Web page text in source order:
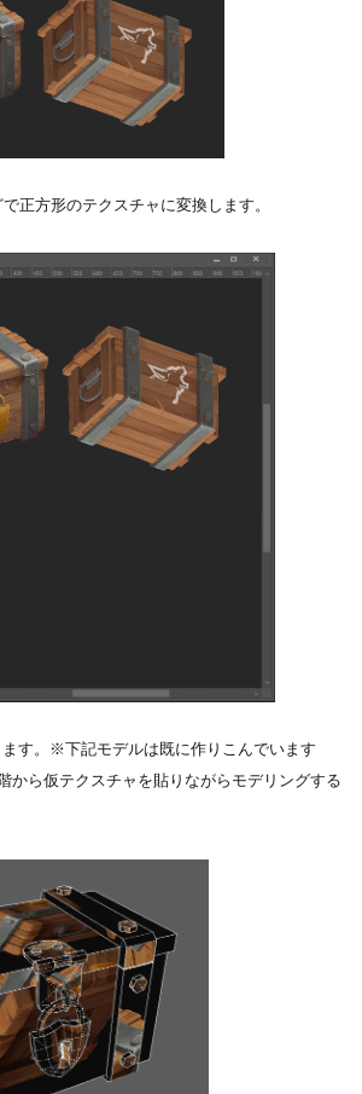
正方形のテクスチャに変換します。
す。※下記モデルは既に作りこんでいます
から仮テクスチャを貼りながらモデリングする